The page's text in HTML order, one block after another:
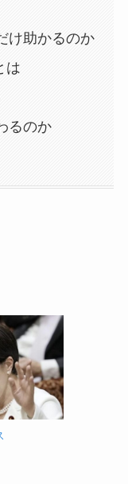
け助かるのか
は
るのか